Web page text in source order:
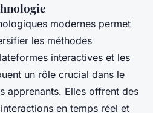
modernes permet
les méthodes
interactives et les
un rôle crucial dans le
apprenants. Elles offrent des
en temps réel et